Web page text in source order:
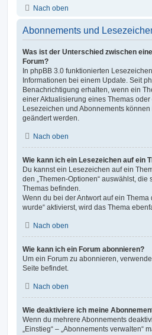
Nach oben
Abonnements und
Was ist der Unterschied zwischen
Forum?
In phpBB 3.0 funktionierten
Informationen bei einem Update. Seit
Benachrichtigung erhalten, wenn ein
einer Aktualisierung eines Themas
Lesezeichen und Abonnements
geändert werden.
Nach oben
Wie kann ich ein Lesezeichen auf ein
Du kannst ein Lesezeichen auf ein
den „Themen-Optionen“ auswählst,
Themas befinden.
Wenn du bei der Antwort auf ein
wurde“ aktivierst, wird das Thema
Nach oben
Wie kann ich ein Forum abonnieren?
Um ein Forum zu abonnieren,
Seite befindet.
Nach oben
Wie deaktiviere ich meine
Wenn du mehrere Abonnements
„Einstieg“ – „Abonnements verwalten“